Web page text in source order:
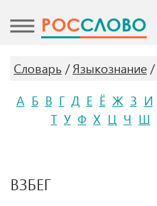
POCСЛОВО
Словарь Языкознание
А Б В Г Д Е Ё Ж З И
Т У Ф Х Ц Ч Ш
ВЗБЕГ